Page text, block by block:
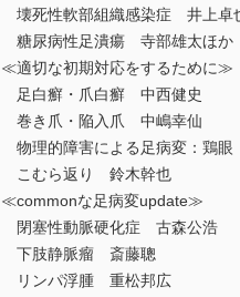
壊死性軟部組織感染症 井上卓
糖尿病性足潰瘍 寺部雄太ほか
≪適切な初期対応をするために≫
足白癬・爪白癬 中西健史
巻き爪・陥入爪 中嶋幸仙
物理的障害による足病変：鶏
こむら返り 鈴木幹也
≪commonな足病変update≫
閉塞性動脈硬化症 古森公浩
下肢静脈瘤 斎藤聰
リンパ浮腫 重松邦広